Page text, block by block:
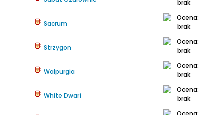
Sacrum
Strzygon
Walpurgia
White Dwarf